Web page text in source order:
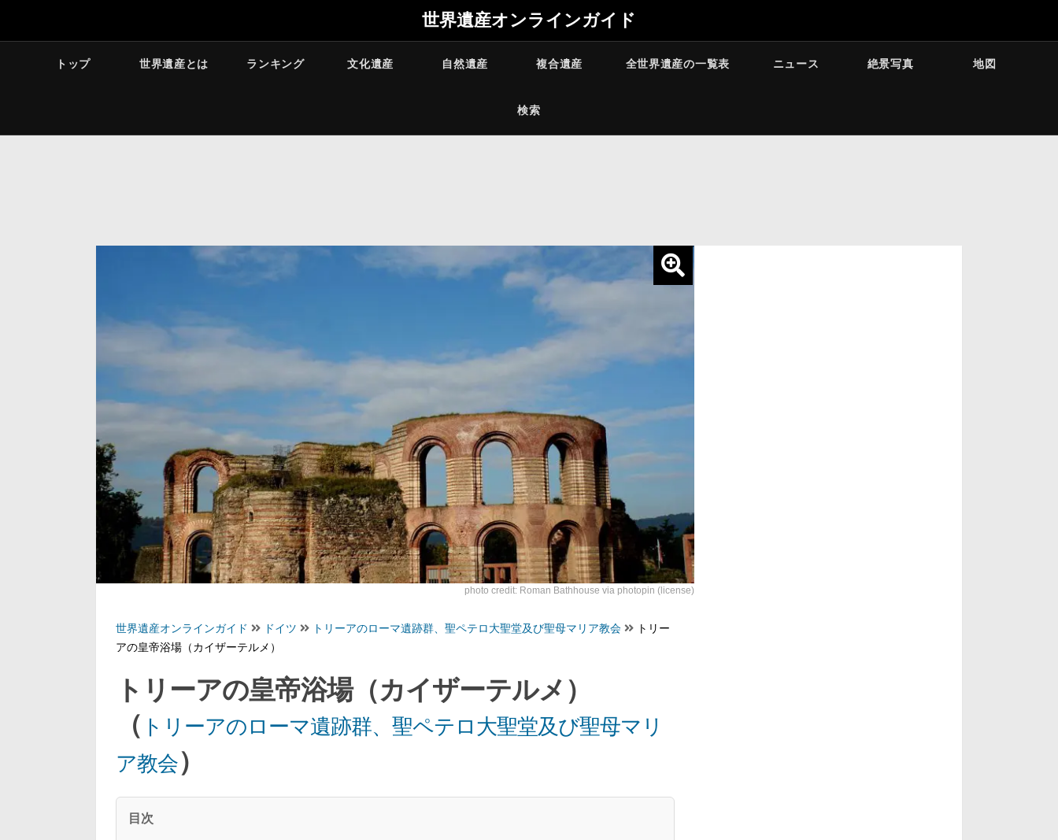
世界遺産オンラインガイド
トップ 世界遺産とは ランキング 文化遺産 自然遺産 複合遺産 全世界遺産の一覧表 ニュース 絶景写真 地図
検索
photo credit: Roman Bathhouse via photopin (license)
世界遺産オンラインガイド ドイツ トリーアのローマ遺跡群、聖ペテロ大聖堂及び聖母マリア教会
トリー
アの皇帝浴場（カイザーテルメ）
トリーアの皇帝浴場（カイザーテルメ）
（ トリーアのローマ遺跡群、聖ペテロ大聖堂及び聖母マリ
ア教会）
目次